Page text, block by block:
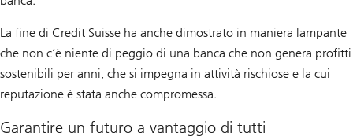
La fine di Credit Suisse ha anche dimostrato in maniera lampante
che non c’è niente di peggio di una banca che non genera profitti
sostenibili per anni, che si impegna in attività rischiose e la cui
reputazione è stata anche compromessa.
Garantire un futuro a vantaggio di tutti